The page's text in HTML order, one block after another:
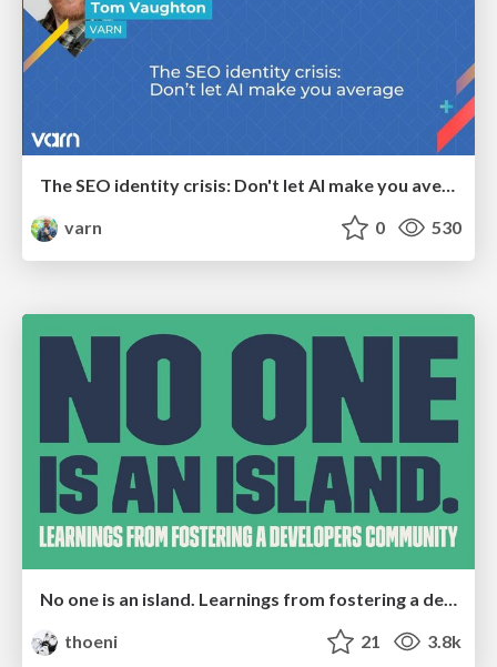
The SEO identity crisis: Don't let AI make you average
varn
0 530
thoeni
21 3.8k